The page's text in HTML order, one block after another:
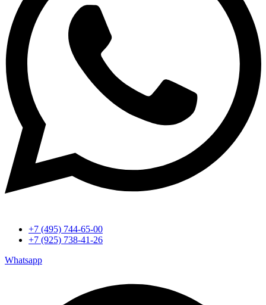
+7 (495) 744-65-00
+7 (925) 738-41-26
Whatsapp